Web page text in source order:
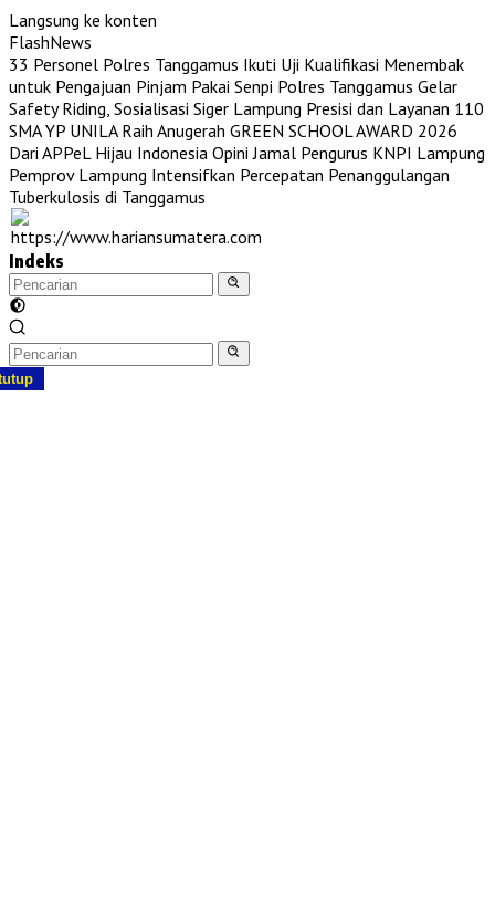
Langsung ke konten
FlashNews
33 Personel Polres Tanggamus Ikuti Uji Kualifikasi Menembak
untuk Pengajuan Pinjam Pakai Senpi Polres Tanggamus Gelar
Safety Riding, Sosialisasi Siger Lampung Presisi dan Layanan 110
SMA YP UNILA Raih Anugerah GREEN SCHOOL AWARD 2026
Dari APPeL Hijau Indonesia Opini Jamal Pengurus KNPI Lampung
Pemprov Lampung Intensifkan Percepatan Penanggulangan
Tuberkulosis di Tanggamus
Indeks